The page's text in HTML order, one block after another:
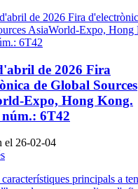
de 2026 Fira
de Global Sources
Expo, Hong Kong.
6T42
el 26-02-04